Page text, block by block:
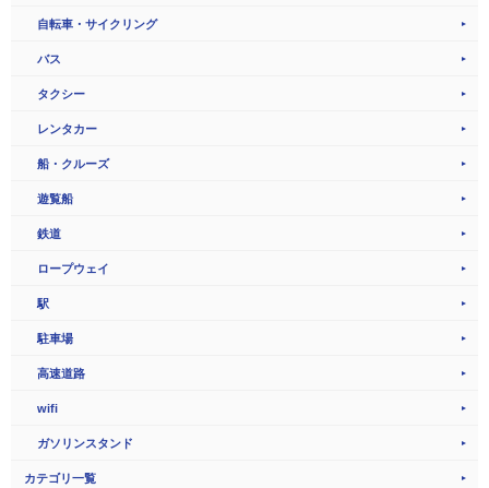
自転車・サイクリング
バス
タクシー
レンタカー
船・クルーズ
遊覧船
鉄道
ロープウェイ
駅
駐車場
高速道路
wifi
ガソリンスタンド
カテゴリ一覧